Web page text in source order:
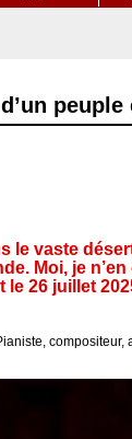
le vaste
Moi, je
le 26 juillet